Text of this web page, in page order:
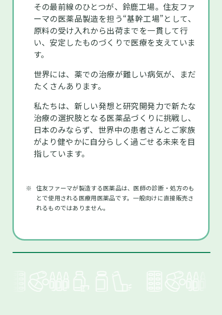
その最前線のひとつが、鈴鹿工場。住友ファ
ーマの医薬品製造を担う“基幹工場”として、
原料の受け入れから出荷までを一貫して行
い、安定したものづくりで医療を支えていま
す。
世界には、薬での治療が難しい病気が、まだ
たくさんあります。
私たちは、新しい発想と研究開発力で新たな
治療の選択肢となる医薬品づくりに挑戦し、
日本のみならず、世界中の患者さんとご家族
がより健やかに自分らしく過ごせる未来を目
指しています。
※ 住友ファーマが製造する医薬品は、医師の診断・処方のも
とで使用される医療用医薬品です。一般向けに直接販売さ
れるものではありません。